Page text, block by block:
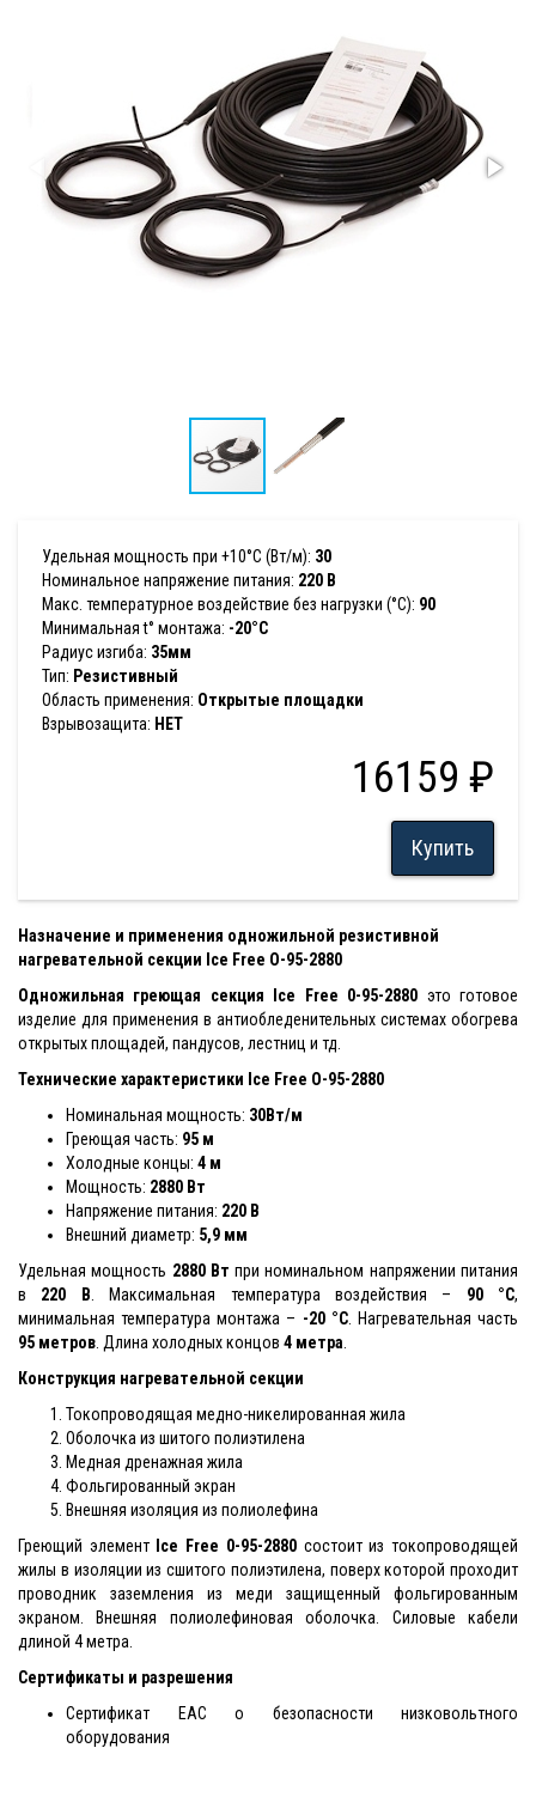
Удельная мощность при +10°С (Вт/м): 30
Номинальное напряжение питания: 220 В
Макс. температурное воздействие без нагрузки (°С): 90
Минимальная t° монтажа: -20°C
Радиус изгиба: 35мм
Тип: Резистивный
Область применения: Открытые площадки
Взрывозащита: НЕТ
16159 ₽
Купить
Назначение и применения одножильной резистивной
нагревательной секции Ice Free O-95-2880
Одножильная греющая секция
Ice Free 0-95-2880 это готовое
изделие для применения в антиобледенительных системах обогрева
открытых площадей, пандусов, лестниц и тд.
Технические характеристики Ice Free O-95-2880
Номинальная мощность: 30Вт/м
Греющая часть: 95 м
Холодные концы: 4 м
Мощность: 2880 Вт
Напряжение питания: 220 В
Внешний диаметр: 5,9 мм
Удельная мощность 2880 Вт при номинальном напряжении питания
в 220 В . Максимальная температура воздействия – 90 °С,
минимальная температура монтажа – -20 °С. Нагревательная часть
95 метров . Длина холодных концов 4 метра
Конструкция нагревательной секции
Токопроводящая медно-никелированная жила
Оболочка из шитого полиэтилена
Медная дренажная жила
Фольгированный экран
Внешняя изоляция из полиолефина
Греющий элемент
Ice Free 0-95-2880состоит из токопроводящей
жилы в изоляции из сшитого полиэтилена, поверх которой проходит
проводник заземления из меди защищенный фольгированным
экраном. Внешняя полиолефиновая оболочка. Силовые кабели
длиной 4 метра.
Сертификаты и разрешения
Сертификат EAC о безопасности низковольтного
оборудования